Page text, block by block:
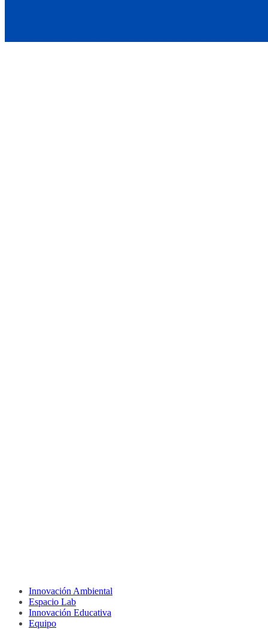
Innovación Ambiental
Espacio Lab
Innovación Educativa
Equipo